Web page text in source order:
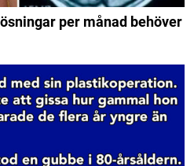
per månad behöver